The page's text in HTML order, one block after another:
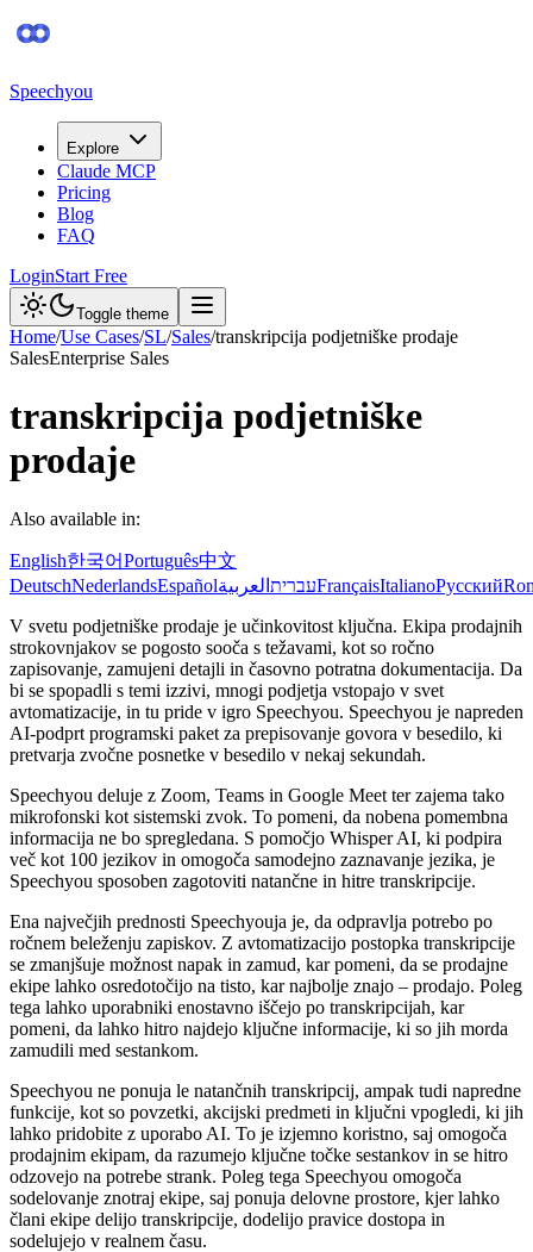
Speechyou
Explore
Claude MCP
Pricing
Blog
FAQ
LoginStart Free
Toggle theme
Home/Use Cases/SL/Sales/transkripcija podjetniške prodaje
SalesEnterprise Sales
transkripcija podjetniške
prodaje
Also available in:
English한국어Português中文
DeutschNederlandsEspañol עברית العربية FrançaisItalianoРусский
V svetu podjetniške prodaje je učinkovitost ključna. Ekipa prodajnih
strokovnjakov se pogosto sooča s težavami, kot so ročno
zapisovanje, zamujeni detajli in časovno potratna dokumentacija. Da
bi se spopadli s temi izzivi, mnogi podjetja vstopajo v svet
avtomatizacije, in tu pride v igro Speechyou. Speechyou je napreden
AI-podprt programski paket za prepisovanje govora v besedilo, ki
pretvarja zvočne posnetke v besedilo v nekaj sekundah.
Speechyou deluje z Zoom, Teams in Google Meet ter zajema tako
mikrofonski kot sistemski zvok. To pomeni, da nobena pomembna
informacija ne bo spregledana. S pomočjo Whisper AI, ki podpira
več kot 100 jezikov in omogoča samodejno zaznavanje jezika, je
Speechyou sposoben zagotoviti natančne in hitre transkripcije.
Ena največjih prednosti Speechyouja je, da odpravlja potrebo po
ročnem beleženju zapiskov. Z avtomatizacijo postopka transkripcije
se zmanjšuje možnost napak in zamud, kar pomeni, da se prodajne
ekipe lahko osredotočijo na tisto, kar najbolje znajo – prodajo. Poleg
tega lahko uporabniki enostavno iščejo po transkripcijah, kar
pomeni, da lahko hitro najdejo ključne informacije, ki so jih morda
zamudili med sestankom.
Speechyou ne ponuja le natančnih transkripcij, ampak tudi napredne
funkcije, kot so povzetki, akcijski predmeti in ključni vpogledi, ki jih
lahko pridobite z uporabo AI. To je izjemno koristno, saj omogoča
prodajnim ekipam, da razumejo ključne točke sestankov in se hitro
odzovejo na potrebe strank. Poleg tega Speechyou omogoča
sodelovanje znotraj ekipe, saj ponuja delovne prostore, kjer lahko
člani ekipe delijo transkripcije, dodelijo pravice dostopa in
sodelujejo v realnem času.